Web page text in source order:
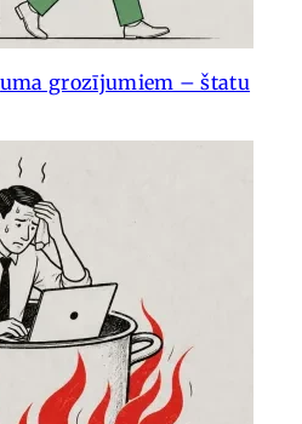
grozījumiem – štatu